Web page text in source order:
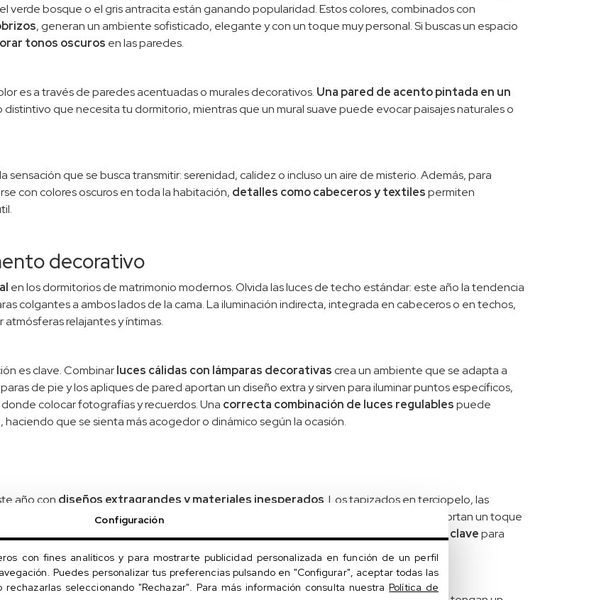
verde bosque o el gris antracita están ganando popularidad. Estos colores, combinados con
, generan un ambiente sofisticado, elegante y con un toque muy personal. Si buscas un espacio
tonos oscuros en las paredes.
es a través de paredes acentuadas o murales decorativos. Una pared de acento pintada en un
que necesita tu dormitorio, mientras que un mural suave puede evocar paisajes naturales o
sensación que se busca transmitir: serenidad, calidez o incluso un aire de misterio. Además, para
con colores oscuros en toda la habitación, detalles como cabeceros y textilespermiten
decorativo
en los dormitorios de matrimonio modernos. Olvida las luces de techo estándar: este año la tendencia
colgantes a ambos lados de la cama. La iluminación indirecta, integrada en cabeceros o en techos,
relajantes y íntimas.
es clave. Combinarluces cálidas con lámparas decorativas crea un ambiente que se adapta a
de pie y los apliques de pared aportan un diseño extra y sirven para iluminar puntos específicos,
colocar fotografías y recuerdos. Una correcta combinación de luces regulablespuede
que se sienta más acogedor o dinámico según la ocasión.
año con diseños extragrandes y materiales inesperados . Los tapizados en terciopelo, las
estructuras acolchadas de gran tamaño son una de las tendencias más populares. Aportan un toque
de lujo que transforma por completo el espacio.
Un cabecero llamativo puede ser la clavepara
grandes cambios.
Configuración
con fines analíticos y para mostrarte publicidad personalizada en función de un perfil
Puedes personalizar tus preferencias pulsando en "Configurar", aceptar todas las
seleccionando "Rechazar". Para más información consulta nuestraPolítica de